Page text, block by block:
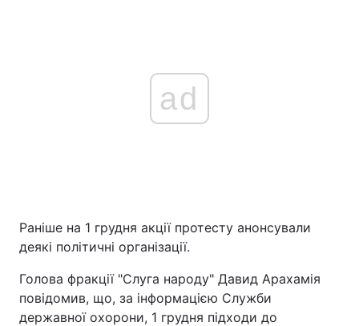
ad
Раніше на 1 грудня акції протесту анонсували
деякі політичні організації.
Голова фракції "Слуга народу" Давид Арахамія
повідомив, що, за інформацією Служби
державної охорони, 1 грудня підходи до